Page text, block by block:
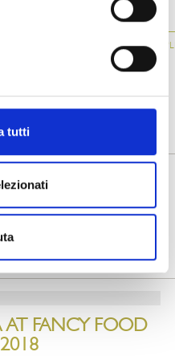
tutti
034
GRILLED
AUBERGINES
2023
AT FANCY FOOD